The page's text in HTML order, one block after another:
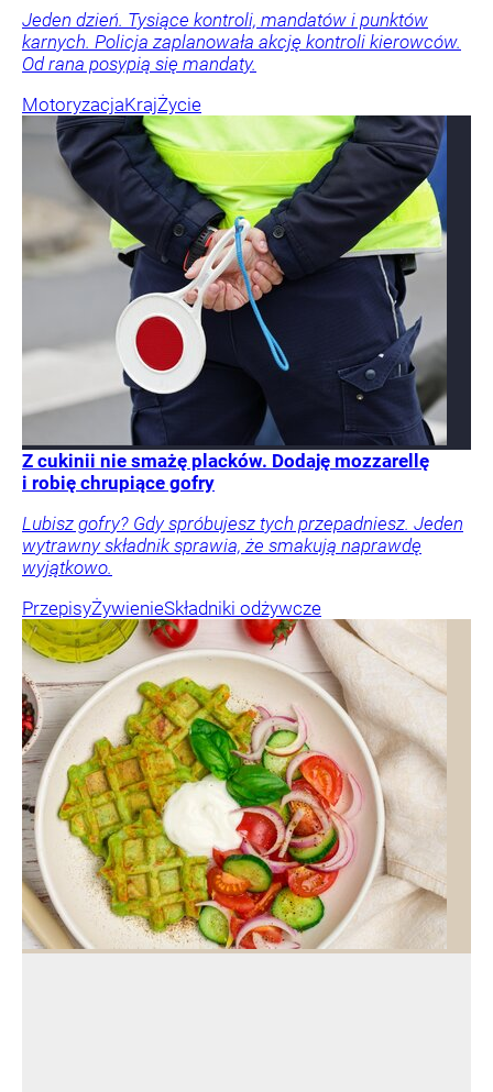
Jeden dzień. Tysiące kontroli, mandatów i punktów
karnych. Policja zaplanowała akcję kontroli kierowców.
Od rana posypią się mandaty.
MotoryzacjaKrajŻycie
Z cukinii nie smażę placków. Dodaję mozzarellę
i robię chrupiące gofry
Lubisz gofry? Gdy spróbujesz tych przepadniesz. Jeden
wytrawny składnik sprawia, że smakują naprawdę
wyjątkowo.
PrzepisyŻywienieSkładniki odżywcze